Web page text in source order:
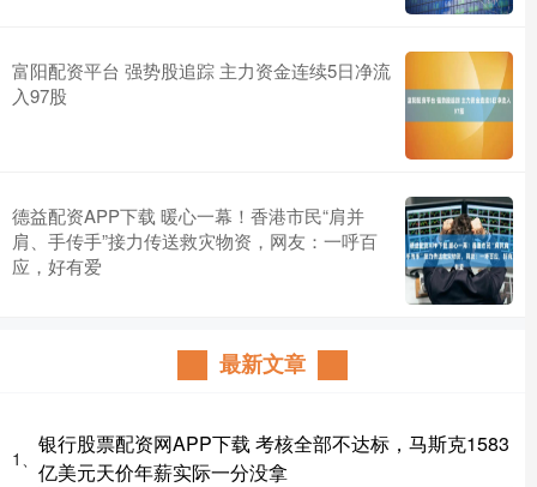
富阳配资平台 强势股追踪 主力资金连续5日净流
入97股
德益配资APP下载 暖心一幕！香港市民“肩并
肩、手传手”接力传送救灾物资，网友：一呼百
应，好有爱
最新文章
1、
银行股票配资网APP下载 考核全部不达标，马斯克1583
亿美元天价年薪实际一分没拿